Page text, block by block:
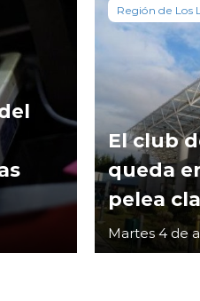
Región de Los
El club
queda
pelea
Martes 4 de